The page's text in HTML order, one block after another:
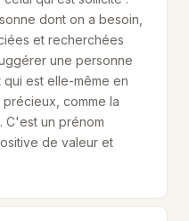
dont on a besoin,
et recherchées
une personne
est elle-même en
comme la
C'est un prénom
de valeur et